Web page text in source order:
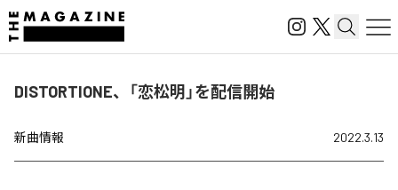
DISTORTIONE、「恋松明」を配信開始
新曲情報 2022.3.13